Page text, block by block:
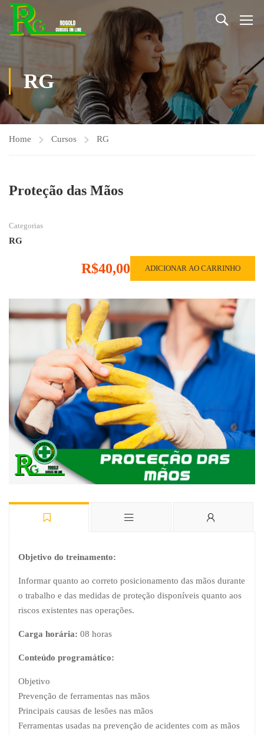
RG
Home Cursos RG
Proteção das Mãos
Categorias
RG
R$40,00 ADICIONAR AO CARRINHO
Objetivo do treinamento:
Informar quanto ao correto posicionamento das mãos durante
o trabalho e das medidas de proteção disponíveis quanto aos
riscos existentes nas operações.
Carga horária: 08 horas
Conteúdo programático:
Objetivo
Prevenção de ferramentas nas mãos
Principais causas de lesões nas mãos
Ferramentas usadas na prevenção de acidentes com as mãos